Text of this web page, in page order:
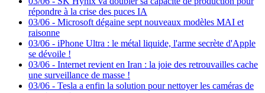
répondre à la crise des puces IA
03/06 - Microsoft dégaine sept nouveaux modèles MAI et
raisonne
03/06 - iPhone Ultra : le métal liquide, l'arme secrète d'Apple
se dévoile !
03/06 - Internet revient en Iran : la joie des retrouvailles cache
une surveillance de masse !
03/06 - Tesla a enfin la solution pour nettoyer les caméras de